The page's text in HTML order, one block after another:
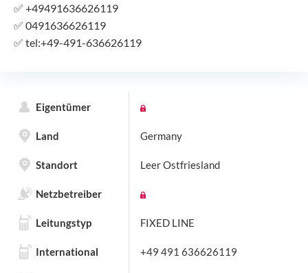
✅ +49491636626119
✅ 0491636626119
✅ tel:+49-491-636626119
Eigentümer
Land Germany
Standort Leer Ostfriesland
Netzbetreiber
Leitungstyp FIXED LINE
International +49 491 636626119